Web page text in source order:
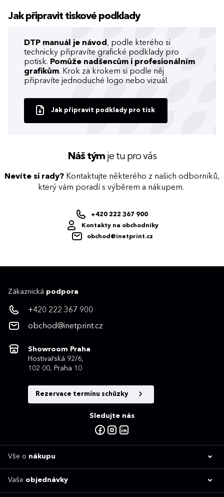
Jak připravit tiskové podklady
DTP manuál je návod , podle kterého si
technicky připravíte grafické podklady pro
potisk. Pomůže nadšencům i profesionálním
grafikům. Krok za krokem si podle něj
připravíte jednoduché logo nebo vizuál.
Jak připravit podklady pro tisk
Náš týmje tu pro vás
Nevíte si rady? Kontaktujte některého z našich odborníků,
který vám poradí s výběrem a nákupem.
+420 222 367 900
Kontakty na obchodníky
obchod@inetprint.cz
Zákaznická podpora
+420 222 367 900
obchod@inetprint.cz
Showroom Praha
Hostivařská 92/6,
102 00, Praha 10
Rezervace termínu schůzky
Sledujte nás
Vše o nákupu
Vaše objednávky